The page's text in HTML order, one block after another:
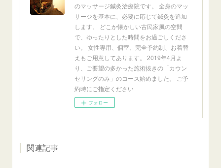
のマッサージ鍼灸治療院です。 全身のマッ
サージを基本に、必要に応じて鍼灸を追加
します。 どこか懐かしい古民家風の空間
で、ゆったりとした時間をお過ごしくださ
い。 女性専用、個室、完全予約制、お着替
えもご用意してあります。 2019年4月よ
り、ご要望の多かった施術抜きの「カウン
セリングのみ」のコース始めました。 ご予
約時にご指定ください
フォロー
関連記事